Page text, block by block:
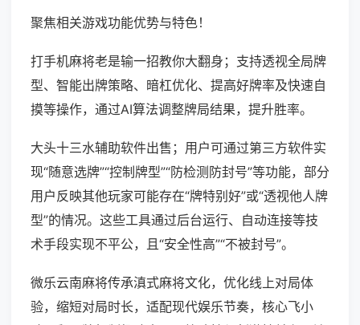
聚焦相关游戏功能优势与特色！
打手机麻将老是输一招教你大翻身；支持透视全局牌
型、智能出牌策略、暗杠优化、提高好牌率及快速自
摸等操作，通过AI算法调整牌局结果，提升胜率。
大头十三水辅助软件出售；用户可通过第三方软件实
现“随意选牌”“控制牌型”“防检测防封号”等功能，部分
用户反映其他玩家可能存在“牌特别好”或“透视他人牌
型”的情况。这些工具通过后台运行、自动连接等技
术手段实现不平公，且“安全性高”“不被封号”。
微乐云南麻将传承滇式麻将文化，优化线上对局体
验，缩短对局时长，适配现代娱乐节奏，核心飞小